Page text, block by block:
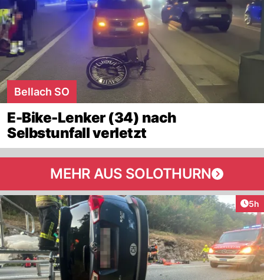
Bellach SO
E-Bike-Lenker (34) nach
Selbstunfall verletzt
MEHR AUS SOLOTHURN
5h